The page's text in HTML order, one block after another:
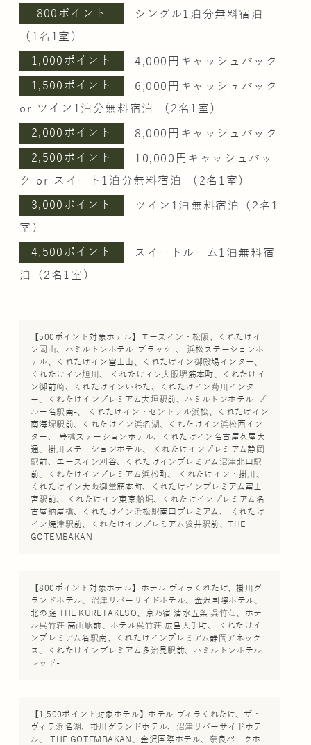
800ポイント
シングル1泊分無料宿泊
（1名1室）
1,000ポイント
4,000円キャッシュバック
1,500ポイント
6,000円キャッシュバック
or ツイン1泊分無料宿泊 （2名1室）
2,000ポイント
8,000円キャッシュバック
2,500ポイント
10,000円キャッシュバッ
ク or スイート1泊分無料宿泊 （2名1室）
3,000ポイント
ツイン1泊無料宿泊（2名1
室）
4,500ポイント
スイートルーム1泊無料宿
泊（2名1室）
【500ポイント対象ホテル】エースイン・松阪、くれたけイ
ン岡山、ハミルトンホテル-ブラック-、 浜松ステーションホ
テル、くれたけイン富士山、くれたけイン御殿場インター、
くれたけイン旭川、 くれたけイン大阪堺筋本町、くれたけイ
ン御前崎、くれたけインいわた、くれたけイン菊川インタ
ー、くれたけインプレミアム大垣駅前、ハミルトンホテル-ブ
ルー名駅南-、 くれたけイン・セントラル浜松、くれたけイン
南海堺駅前、くれたけイン浜名湖、くれたけイン浜松西イン
ター、 豊橋ステーションホテル、くれたけイン名古屋久屋大
通、掛川ステーションホテル、 くれたけインプレミアム静岡
駅前、エースイン刈谷、くれたけインプレミアム沼津北口駅
前、くれたけインプレミアム浜松町、 くれたけイン・掛川、
くれたけイン大阪御堂筋本町、くれたけインプレミアム富士
宮駅前、 くれたけイン東京船堀、くれたけインプレミアム名
古屋納屋橋、くれたけイン浜松駅南口プレミアム、 くれたけ
イン焼津駅前、くれたけインプレミアム袋井駅前、THE
GOTEMBAKAN
【800ポイント対象ホテル】ホテル ヴィラくれたけ、掛川グ
ランドホテル、沼津リバーサイドホテル、金沢国際ホテル、
北の庭 THE KURETAKESO、京乃宿 清水五条 呉竹荘、ホテ
ル呉竹荘 高山駅前、ホテル呉竹荘 広島大手町、 くれたけイ
ンプレミアム名駅南、くれたけインプレミアム静岡アネック
ス、くれたけインプレミアム多治見駅前、ハミルトンホテル-
レッド-
【1,500ポイント対象ホテル】ホテル ヴィラくれたけ、ザ・
ヴィラ浜名湖、掛川グランドホテル、沼津リバーサイドホテ
ル、 THE GOTEMBAKAN、金沢国際ホテル、奈良パークホ